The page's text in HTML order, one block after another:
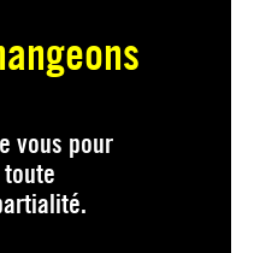
vous pour